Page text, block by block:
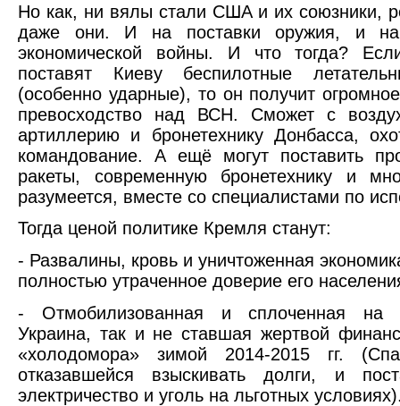
Но как, ни вялы стали США и их союзники,
даже они. И на поставки оружия, и на
экономической войны. И что тогда?
поставят Киеву беспилотные
(особенно ударные), то он получит
превосходство над ВСН. Сможет с
артиллерию и бронетехнику Донбасса,
командование. А ещё могут поставить
ракеты, современную бронетехнику и
разумеется, вместе со специалистами по
Тогда ценой политике Кремля станут:
- Развалины, кровь и уничтоженная
полностью утраченное доверие его
- Отмобилизованная и сплоченная на
Украина, так и не ставшая жертвой
«холодомора» зимой 2014-2015 гг.
отказавшейся взыскивать долги, и
электричество и уголь на льготных